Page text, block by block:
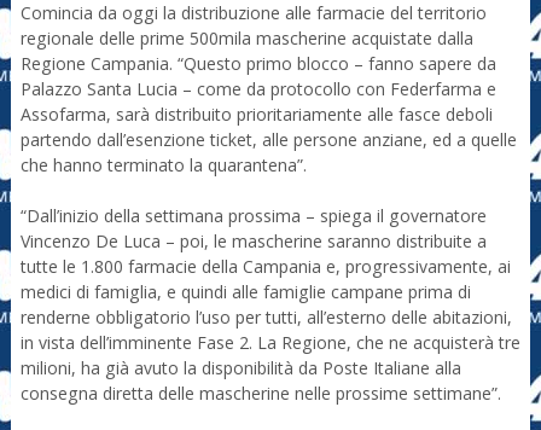
Comincia da oggi la distribuzione alle farmacie del territorio
regionale delle prime 500mila mascherine acquistate dalla
Regione Campania. “Questo primo blocco – fanno sapere da
Palazzo Santa Lucia – come da protocollo con Federfarma e
Assofarma, sarà distribuito prioritariamente alle fasce deboli
partendo dall’esenzione ticket, alle persone anziane, ed a quelle
che hanno terminato la quarantena”.
“Dall’inizio della settimana prossima – spiega il governatore
Vincenzo De Luca – poi, le mascherine saranno distribuite a
tutte le 1.800 farmacie della Campania e, progressivamente, ai
medici di famiglia, e quindi alle famiglie campane prima di
renderne obbligatorio l’uso per tutti, all’esterno delle abitazioni,
in vista dell’imminente Fase 2. La Regione, che ne acquisterà tre
milioni, ha già avuto la disponibilità da Poste Italiane alla
consegna diretta delle mascherine nelle prossime settimane”.